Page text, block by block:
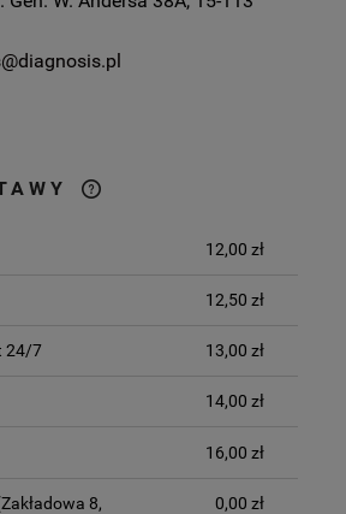
12,00 zł
12,50 zł
24/7 13,00 zł
14,00 zł
16,00 zł
8,
0,00 zł